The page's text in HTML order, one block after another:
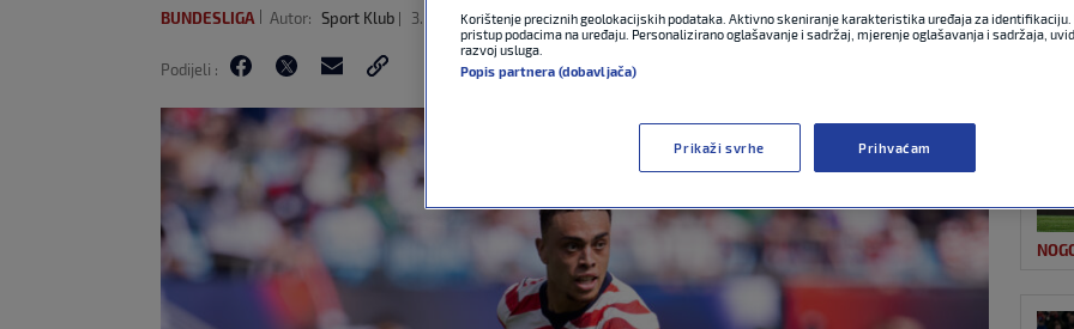
BUNDESLIGA Autor: Sport Klub 3. lip 2026 13:50 0 komentara
Podijeli :
Korištenje preciznih geolokacijskih podataka. Aktivno skeniranje karakteristika uređaja za
pristup podacima na uređaju. Personalizirano oglašavanje i sadržaj, mjerenje oglašavanja i sadržaja,
razvoj usluga.
Popis partnera (dobavljača)
Prikaži svrhe Prihvaćam